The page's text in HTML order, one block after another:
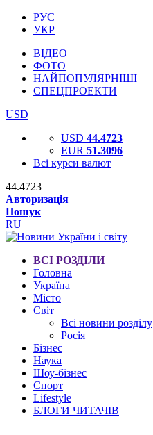
РУС
УКР
ВІДЕО
ФОТО
НАЙПОПУЛЯРНІШІ
СПЕЦПРОЕКТИ
USD
USD 44.4723
EUR 51.3096
Всі курси валют
44.4723
Авторизація
Пошук
RU
ВСІ РОЗДІЛИ
Головна
Україна
Місто
Світ
Всі новини розділу
Росія
Бізнес
Наука
Шоу-бізнес
Спорт
Lifestyle
БЛОГИ ЧИТАЧІВ